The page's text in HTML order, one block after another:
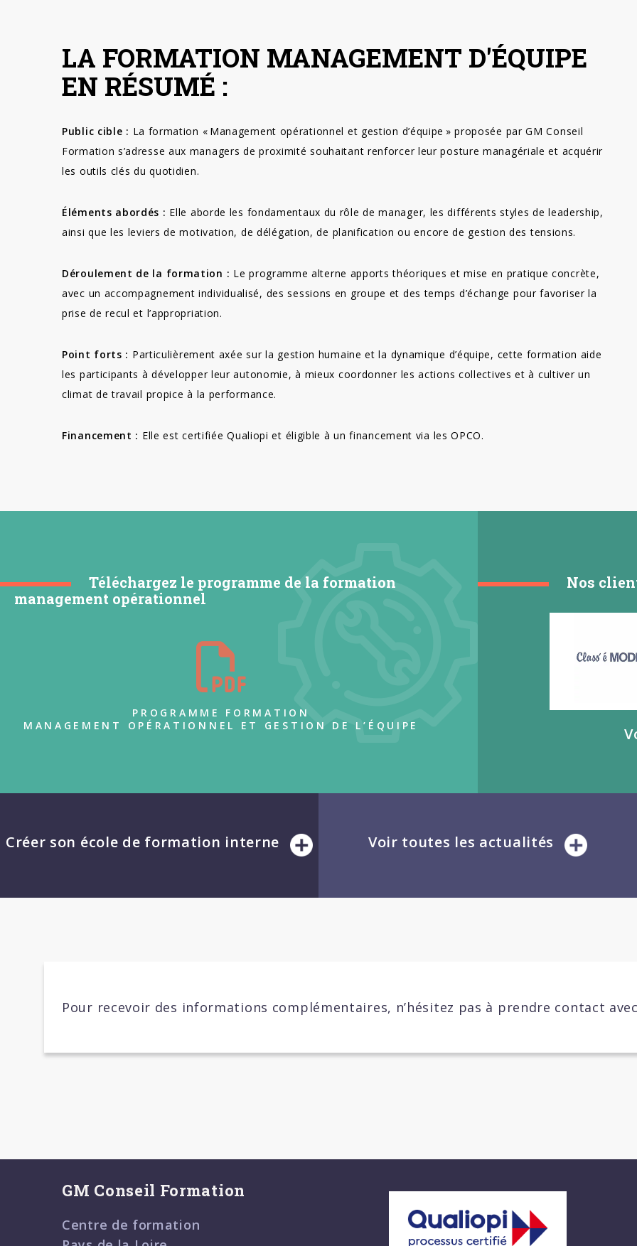
LA FORMATION MANAGEMENT D'ÉQUIPE
EN RÉSUMÉ :
Public cible : La formation « Management opérationnel et gestion d’équipe » proposée par GM Conseil
Formation s’adresse aux managers de proximité souhaitant renforcer leur posture managériale et acquérir
les outils clés du quotidien.
Éléments abordés : Elle aborde les fondamentaux du rôle de manager, les différents styles de leadership,
ainsi que les leviers de motivation, de délégation, de planification ou encore de gestion des tensions.
Déroulement de la formation : Le programme alterne apports théoriques et mise en pratique concrète,
avec un accompagnement individualisé, des sessions en groupe et des temps d’échange pour favoriser la
prise de recul et l’appropriation.
Point forts : Particulièrement axée sur la gestion humaine et la dynamique d’équipe, cette formation aide
les participants à développer leur autonomie, à mieux coordonner les actions collectives et à cultiver un
climat de travail propice à la performance.
Financement : Elle est certifiée Qualiopi et éligible à un financement via les OPCO.
Téléchargez le programme de la formation
management opérationnel
PROGRAMME FORMATION
MANAGEMENT OPÉRATIONNEL ET GESTION DE L’ÉQUIPE
Nos
Créer son école de formation interne Voir toutes les actualités
Pour recevoir des informations complémentaires, n’hésitez pas à prendre contact
GM Conseil Formation
Centre de formation